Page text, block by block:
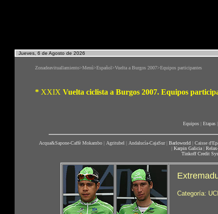
Jueves, 6 de Agosto de 2026
Zonadeavituallamiento>Menú>Español>Vuelta a Burgos 2007>Equipos participantes
* XXIX Vuelta ciclista a Burgos 2007. Equipos
Equipos | Etapas |
Acqua&Sapone-Caffè Mokambo | Agritubel | Andalucía-CajaSur | Barloworld | Caisse
| Karpin Galicia |
Tinkoff Credit
Categoría: